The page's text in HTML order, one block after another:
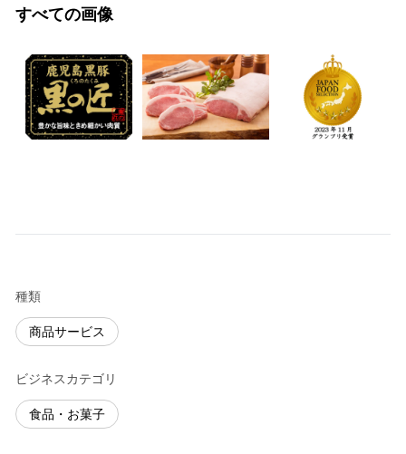
すべての画像
種類
商品サービス
ビジネスカテゴリ
食品・お菓子